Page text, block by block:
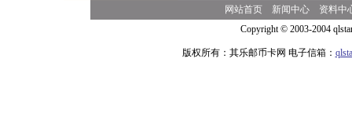
网站首页 新闻中心
资料中
Copyright © 2003-2004
版权所有：其乐邮币卡网 电子信箱：